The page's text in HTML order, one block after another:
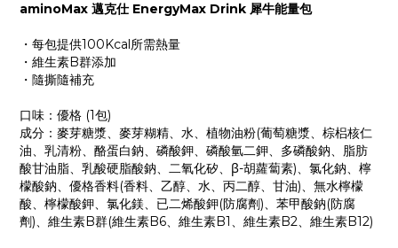
aminoMax 邁克仕 EnergyMax Drink 犀牛能量包
・每包提供100Kcal所需熱量
・維生素B群添加
・隨撕隨補充
口味：優格 (1包)
成分：麥芽糖漿、麥芽糊精、水、植物油粉(葡萄糖漿、棕梠核仁
油、乳清粉、酪蛋白鈉、磷酸鉀、磷酸氫二鉀、多磷酸鈉、脂肪
酸甘油脂、乳酸硬脂酸鈉、二氧化矽、β-胡蘿蔔素)、氯化鈉、檸
檬酸鈉、優格香料(香料、乙醇、水、丙二醇、甘油)、無水檸檬
酸、檸檬酸鉀、氯化鎂、已二烯酸鉀(防腐劑)、苯甲酸鈉(防腐
劑)、維生素B群(維生素B6、維生素B1、維生素B2、維生素B12)